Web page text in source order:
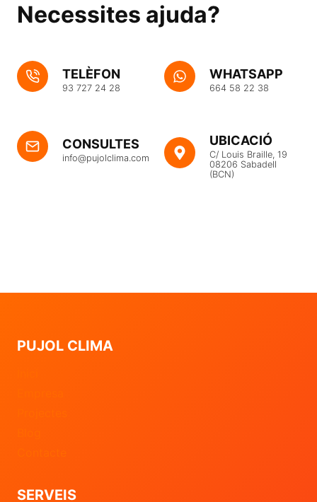
Necessites ajuda?
TELÈFON
93 727 24 28
WHATSAPP
664 58 22 38
CONSULTES
info@pujolclima.com
UBICACIÓ
C/ Louis Braille, 19
08206 Sabadell
(BCN)
PUJOL CLIMA
SERVEIS